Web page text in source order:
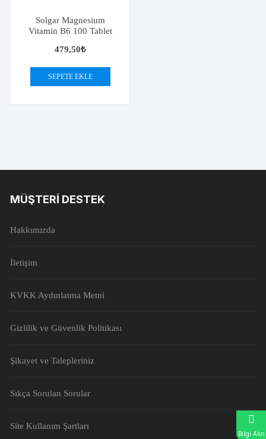
Solgar Magnesium
Vitamin B6 100 Tablet
479,50₺
SEPETE EKLE
MÜŞTERI DESTEK
Hakkımızda
İletişim
KVKK Aydınlatma Metni
Gizlilik ve Güvenlik Politikası
Şikayet ve Talepleriniz
Sıkça Sorulan Sorular
Site Kullanım Şartları
Bilgi Alın